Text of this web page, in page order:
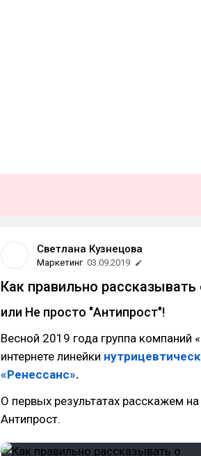
Светлана Кузнецова
Маркетинг 03.09.2019
Как правильно
или Не просто "Антипрост"!
Весной 2019 года группа компаний
интернете линейки
«Ренессанс».
О первых результатах расскажем
Антипрост.